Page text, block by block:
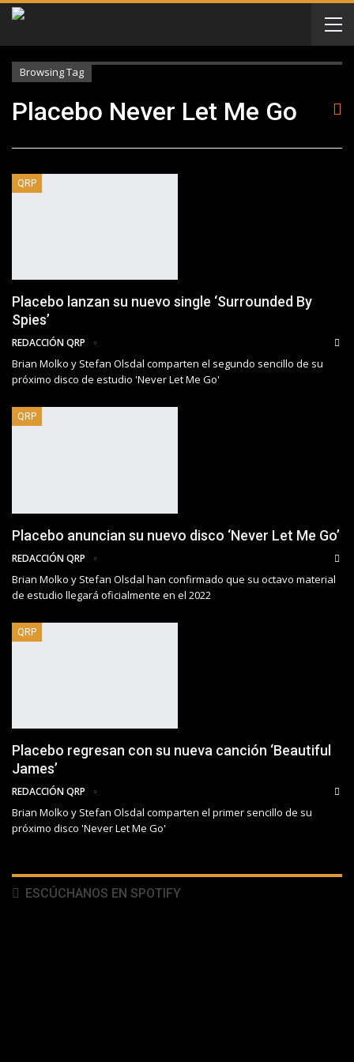
Browsing Tag
Placebo Never Let Me Go
QRP
Placebo lanzan su nuevo single ‘Surrounded By
Spies’
REDACCIÓN QRP
Brian Molko y Stefan Olsdal comparten el segundo sencillo de su
próximo disco de estudio 'Never Let Me Go'
QRP
Placebo anuncian su nuevo disco ‘Never Let Me Go’
REDACCIÓN QRP
Brian Molko y Stefan Olsdal han confirmado que su octavo material
de estudio llegará oficialmente en el 2022
QRP
Placebo regresan con su nueva canción ‘Beautiful
James’
REDACCIÓN QRP
Brian Molko y Stefan Olsdal comparten el primer sencillo de su
próximo disco 'Never Let Me Go'
ESCÚCHANOS EN SPOTIFY